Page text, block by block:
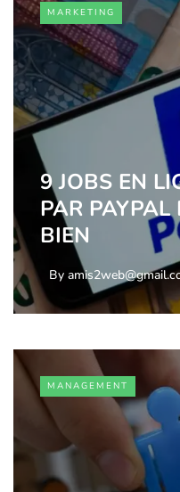
MARKETING
9 JOBS EN
PAR
BIEN
By
MANAGEMENT